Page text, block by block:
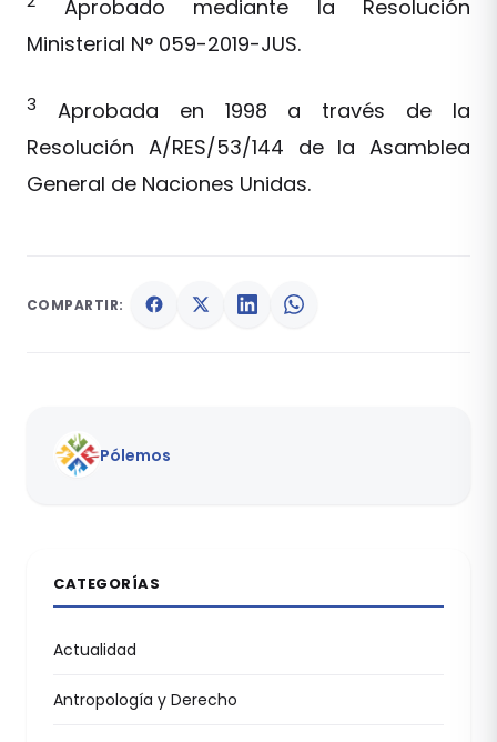
Aprobado mediante la Resolución
Ministerial N° 059-2019-JUS.
3
Aprobada en 1998 a través de la
Resolución A/RES/53/144 de la Asamblea
General de Naciones Unidas.
COMPARTIR:
Pólemos
CATEGORÍAS
Actualidad
Antropología y Derecho